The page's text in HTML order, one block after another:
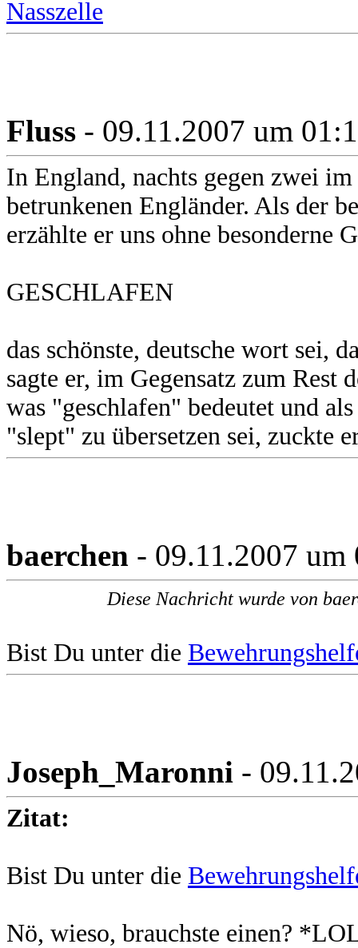
Nasszelle
Fluss - 09.11.2007 um
In England, nachts gegen zwei
betrunkenen Engländer. Als der
erzählte er uns ohne besonderne
GESCHLAFEN
das schönste, deutsche wort sei,
sagte er, im Gegensatz zum Rest
was "geschlafen" bedeutet und
"slept" zu übersetzen sei, zuckte
baerchen - 09.11.2007 um
Diese Nachricht wurde von
Bist Du unter die
Joseph_Maronni -
Zitat:
Bist Du unter die
Nö, wieso, brauchste einen?